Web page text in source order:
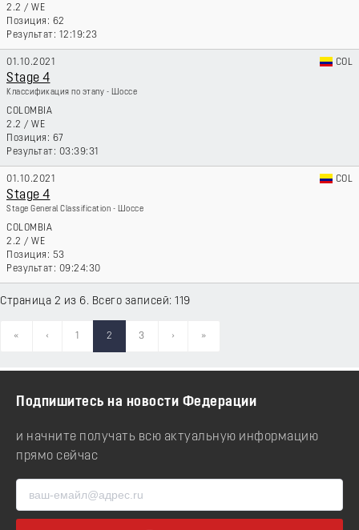
2.2 / WE
62
12:19:23
01.10.2021 COL
Stage 4
Классификация по этапу - Шоссе
COLOMBIA
2.2 / WE
67
03:39:31
01.10.2021 COL
Stage 4
Stage General Classification - Шоссе
COLOMBIA
2.2 / WE
53
09:24:30
Страница 2 из 6. Всего записей: 119
« ‹ 1 2 3 › »
Подпишитесь на новости Федерации
и начните получать всю актуальную информацию
прямо сейчас